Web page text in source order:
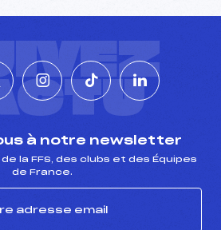
à notre newsletter
la FFS, des clubs et des Équipes
de France.